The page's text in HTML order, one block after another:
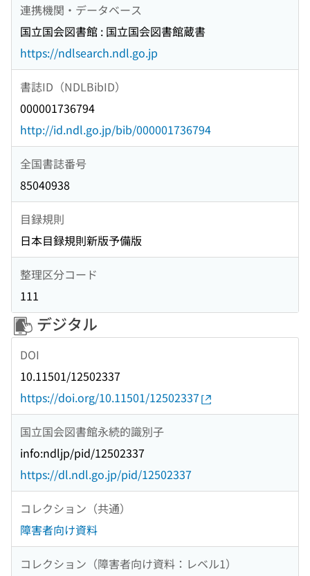
連携機関・データベース
国立国会図書館 : 国立国会図書館蔵書
https://ndlsearch.ndl.go.jp
書誌ID（NDLBibID）
000001736794
http://id.ndl.go.jp/bib/000001736794
全国書誌番号
85040938
目録規則
日本目録規則新版予備版
整理区分コード
111
デジタル
DOI
10.11501/12502337
https://doi.org/10.11501/12502337
国立国会図書館永続的識別子
info:ndljp/pid/12502337
https://dl.ndl.go.jp/pid/12502337
コレクション（共通）
障害者向け資料
コレクション（障害者向け資料：レベル1）